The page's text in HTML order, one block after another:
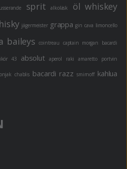
sprit alkoläsk öl whiskey
jägermeister grappa gin cava limoncello
baileys cointreau captain morgan bacardi
43 absolut aperol raki amaretto portvin
chablis bacardi razz smirnoff kahlua